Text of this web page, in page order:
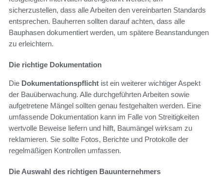
sicherzustellen, dass alle Arbeiten den vereinbarten Standards
entsprechen. Bauherren sollten darauf achten, dass alle
Bauphasen dokumentiert werden, um spätere Beanstandungen
zu erleichtern.
Die richtige Dokumentation
Die Dokumentationspflicht ist ein weiterer wichtiger Aspekt
der Bauüberwachung. Alle durchgeführten Arbeiten sowie
aufgetretene Mängel sollten genau festgehalten werden. Eine
umfassende Dokumentation kann im Falle von Streitigkeiten
wertvolle Beweise liefern und hilft, Baumängel wirksam zu
reklamieren. Sie sollte Fotos, Berichte und Protokolle der
regelmäßigen Kontrollen umfassen.
Die Auswahl des richtigen Bauunternehmers